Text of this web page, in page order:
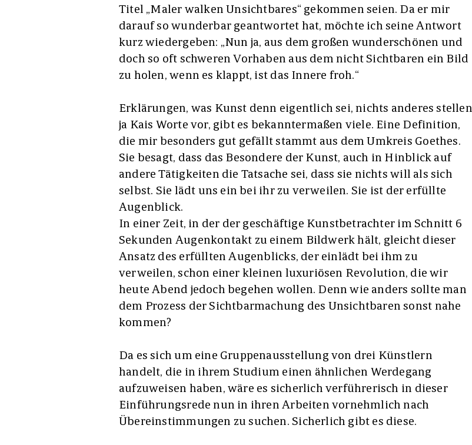
Titel „Maler walken Unsichtbares“ gekommen seien. Da er mir
darauf so wunderbar geantwortet hat, möchte ich seine Antwort
kurz wiedergeben: „Nun ja, aus dem großen wunderschönen und
doch so oft schweren Vorhaben aus dem nicht Sichtbaren ein Bild
zu holen, wenn es klappt, ist das Innere froh.“
Erklärungen, was Kunst denn eigentlich sei, nichts anderes stellen
ja Kais Worte vor, gibt es bekanntermaßen viele. Eine Definition,
die mir besonders gut gefällt stammt aus dem Umkreis Goethes.
Sie besagt, dass das Besondere der Kunst, auch in Hinblick auf
andere Tätigkeiten die Tatsache sei, dass sie nichts will als sich
selbst. Sie lädt uns ein bei ihr zu verweilen. Sie ist der erfüllte
Augenblick.
In einer Zeit, in der der geschäftige Kunstbetrachter im Schnitt 6
Sekunden Augenkontakt zu einem Bildwerk hält, gleicht dieser
Ansatz des erfüllten Augenblicks, der einlädt bei ihm zu
verweilen, schon einer kleinen luxuriösen Revolution, die wir
heute Abend jedoch begehen wollen. Denn wie anders sollte man
dem Prozess der Sichtbarmachung des Unsichtbaren sonst nahe
kommen?
Da es sich um eine Gruppenausstellung von drei Künstlern
handelt, die in ihrem Studium einen ähnlichen Werdegang
aufzuweisen haben, wäre es sicherlich verführerisch in dieser
Einführungsrede nun in ihren Arbeiten vornehmlich nach
Übereinstimmungen zu suchen. Sicherlich gibt es diese.